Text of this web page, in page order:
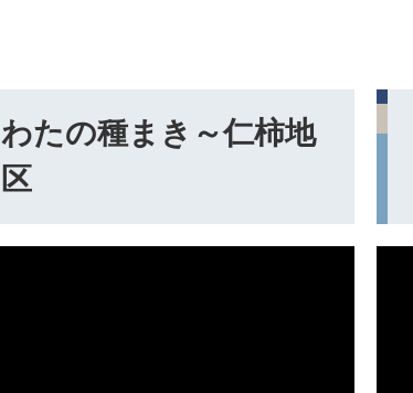
わたの種まき～仁柿地
区